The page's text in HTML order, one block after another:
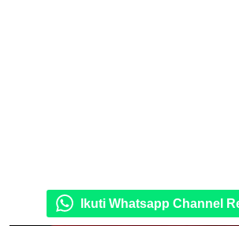
Ikuti Whatsapp Channel